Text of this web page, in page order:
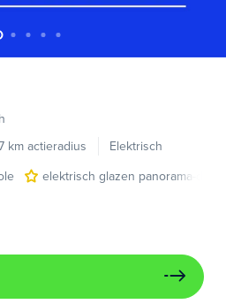
km actieradius
Elektrisch
elektrisch glazen panorama-dak